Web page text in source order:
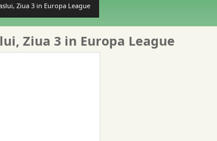
Ziua 3 in Europa League
Ziua 3 in Europa League